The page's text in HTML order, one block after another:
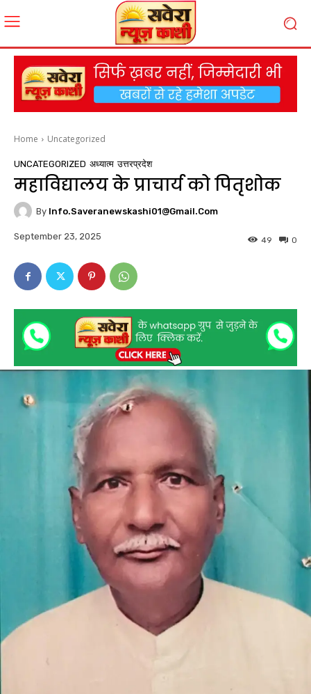
Home Uncategorized
UNCATEGORIZED अध्यात्म उत्तरप्रदेश
महाविद्यालय के प्राचार्य को पितृशोक
By Info.saveranewskashi01@gmail.com
September 23, 2025 0
49